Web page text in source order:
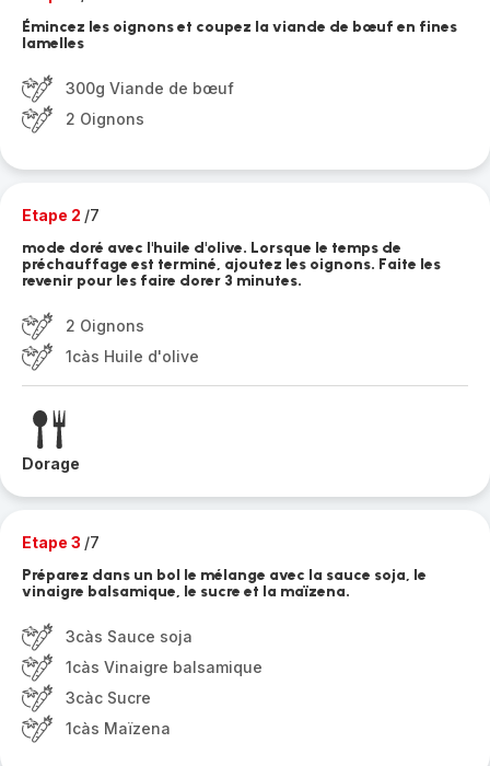
Émincez les oignons et coupez la viande de bœuf en fines
lamelles
300g Viande de bœuf
2 Oignons
Etape 2 /7
mode doré avec l'huile d'olive. Lorsque le temps de
préchauffage est terminé, ajoutez les oignons. Faite les
revenir pour les faire dorer 3 minutes.
2 Oignons
1càs Huile d'olive
Dorage
Etape 3 /7
Préparez dans un bol le mélange avec la sauce soja, le
vinaigre balsamique, le sucre et la maïzena.
3càs Sauce soja
1càs Vinaigre balsamique
3càc Sucre
1càs Maïzena